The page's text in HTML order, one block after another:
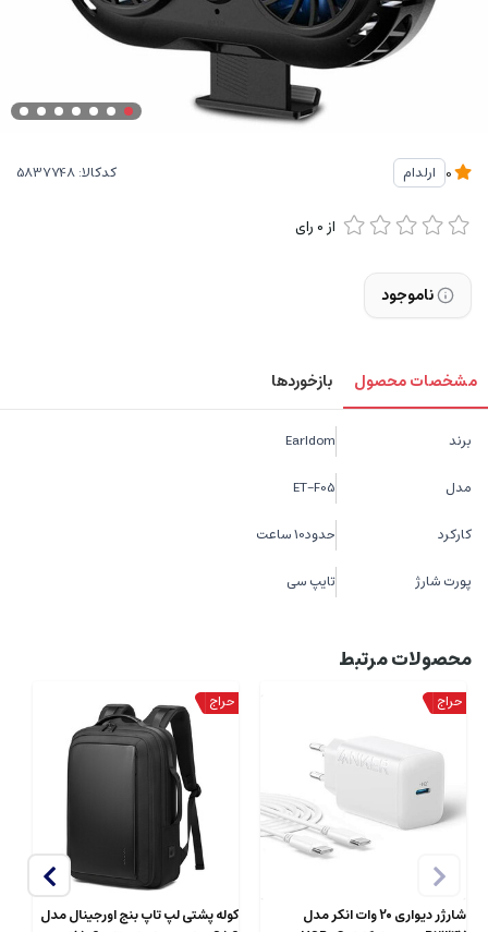
ارلدام کدکالا:
از0 رای
ناموجود
مشخصات محصول بازخوردها
برند Earldom
مدل ET-F05
کارکرد حدود10 ساعت
پورت شارژ تایپ سی
محصولات مرتبط
شارژر دیواری 20 وات انکر مدل
کوله پشتی لپ تاپ بنج اورجینال مدل